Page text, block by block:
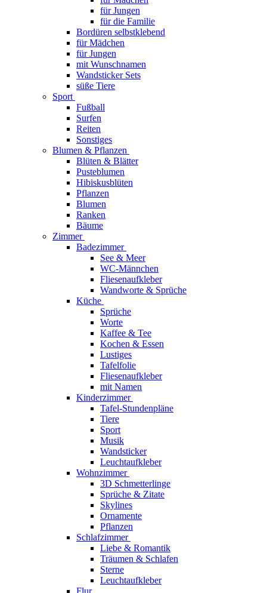
für Jungen
für die Familie
Bordüren selbstklebend
für Mädchen
für Jungen
mit Wunschnamen
Wandsticker Sets
süße Tiere
Sport
Fußball
Surfen
Reiten
Sonstiges
Blumen & Pflanzen
Blüten & Blätter
Pusteblumen
Hibiskusblüten
Pflanzen
Blumen
Ranken
Bäume
Zimmer
Badezimmer
See & Meer
WC-Männchen
Fliesenaufkleber
Wandworte & Sprüche
Küche
Sprüche
Worte
Kaffee & Tee
Kochen & Essen
Lustiges
Tafelfolie
Fliesenaufkleber
mit Namen
Kinderzimmer
Tafel-Stundenpläne
Tiere
Sport
Musik
Wandsticker
Leuchtaufkleber
Wohnzimmer
3D Schmetterlinge
Sprüche & Zitate
Skylines
Ornamente
Pflanzen
Schlafzimmer
Liebe & Romantik
Träumen & Schlafen
Sterne
Leuchtaufkleber
Flur